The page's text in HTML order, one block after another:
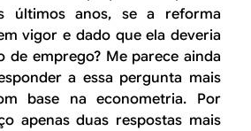
últimos anos, se a reforma
vigor e dado que ela deveria
de emprego? Me parece ainda
a essa pergunta mais
base na econometria. Por
apenas duas respostas mais